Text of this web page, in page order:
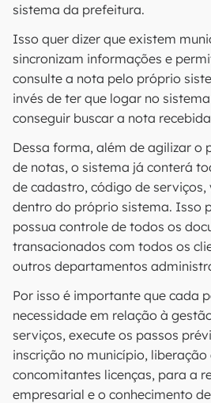
sistema da prefeitura.
Isso quer dizer que existem
sincronizam informações e
consulte a nota pelo próprio
invés de ter que logar no
conseguir buscar a nota
Dessa forma, além de agilizar o
de notas, o sistema já conterá
de cadastro, código de
dentro do próprio sistema. Isso
possua controle de todos os
transacionados com todos os
outros departamentos
Por isso é importante que cada
necessidade em relação à
serviços, execute os passos
inscrição no município,
concomitantes licenças, para a
empresarial e o conhecimento